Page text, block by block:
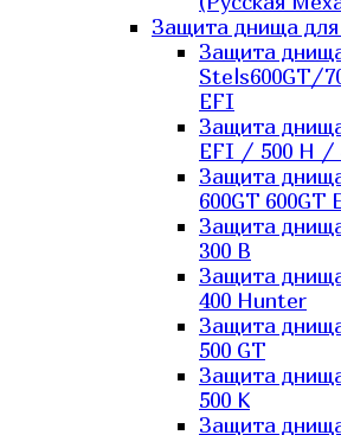
Защита днища
Защита
Stels600GT/
EFI
Защита
EFI / 500 H /
Защита
600GT 600GT
Защита
300 B
Защита
400 Hunter
Защита
500 GT
Защита
500 K
Защита